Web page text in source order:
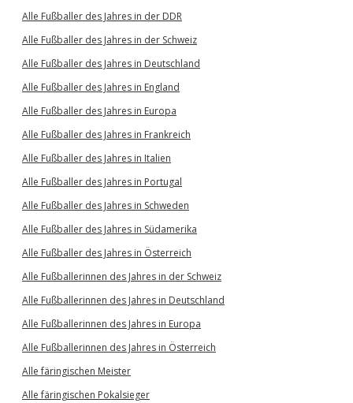
Alle Fußballer des Jahres in der DDR
Alle Fußballer des Jahres in der Schweiz
Alle Fußballer des Jahres in Deutschland
Alle Fußballer des Jahres in England
Alle Fußballer des Jahres in Europa
Alle Fußballer des Jahres in Frankreich
Alle Fußballer des Jahres in Italien
Alle Fußballer des Jahres in Portugal
Alle Fußballer des Jahres in Schweden
Alle Fußballer des Jahres in Südamerika
Alle Fußballer des Jahres in Österreich
Alle Fußballerinnen des Jahres in der Schweiz
Alle Fußballerinnen des Jahres in Deutschland
Alle Fußballerinnen des Jahres in Europa
Alle Fußballerinnen des Jahres in Österreich
Alle färingischen Meister
Alle färingischen Pokalsieger